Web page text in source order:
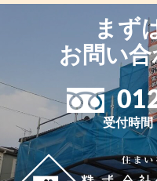
まず
お問い
受付時